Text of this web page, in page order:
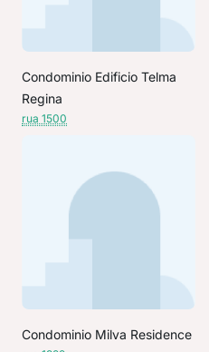
Condominio Edificio Telma
Regina
rua 1500
Condominio Milva Residence